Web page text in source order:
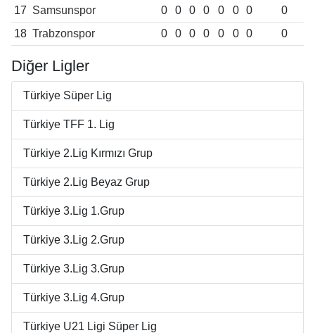
17 Samsunspor 0 0 0 0 0 0 0
0
18 Trabzonspor 0 0 0 0 0 0 0 0
Diğer Ligler
Türkiye Süper Lig
Türkiye TFF 1. Lig
Türkiye 2.Lig Kırmızı Grup
Türkiye 2.Lig Beyaz Grup
Türkiye 3.Lig 1.Grup
Türkiye 3.Lig 2.Grup
Türkiye 3.Lig 3.Grup
Türkiye 3.Lig 4.Grup
Türkiye U21 Ligi Süper Lig